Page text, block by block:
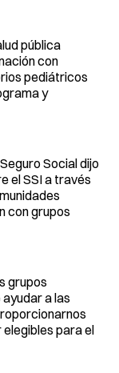
pública
con
pediátricos
y
Social dijo
el SSI a través
con grupos
grupos
a las
para el